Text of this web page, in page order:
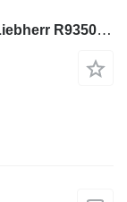
Zubové čerpadlo 5611795 na rýpadla Liebherr R9350, R9400, R9800, R994, R995, R996